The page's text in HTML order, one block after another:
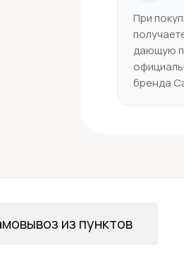
При
дающую
бренда
из пунктов